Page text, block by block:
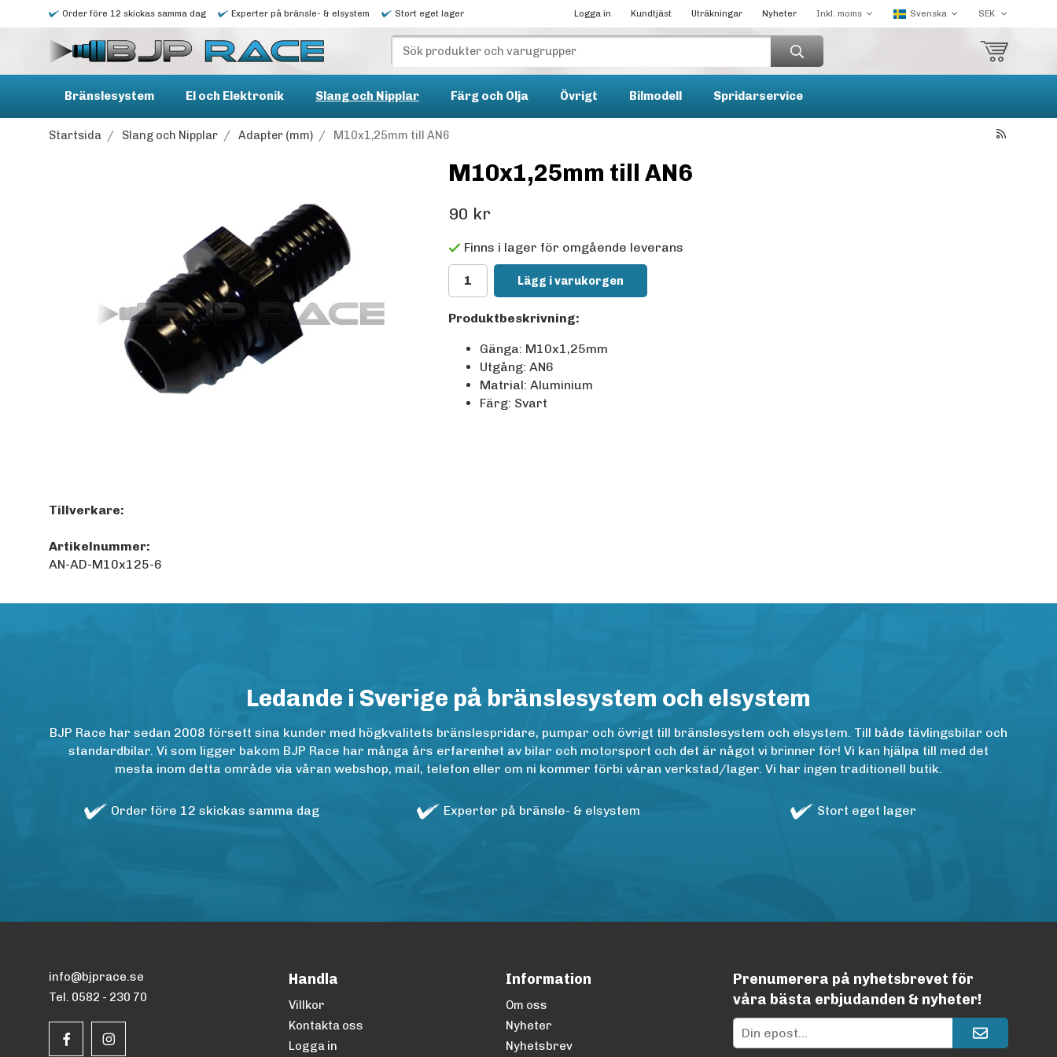
Order före 12 skickas samma dag Experter på bränsle- & elsystem Stort eget lager Logga in Kundtjäst Uträkningar Nyheter
Bränslesystem El och Elektronik Slang och Nipplar Färg och Olja Övrigt Bilmodell Spridarservice
Startsida / Slang och Nipplar / Adapter (mm) / M10x1,25mm till AN6
M10x1,25mm till AN6
90 kr
Finns i lager för omgående leverans
Lägg i varukorgen
Produktbeskrivning:
Gänga: M10x1,25mm
Utgång: AN6
Matrial: Aluminium
Färg: Svart
Tillverkare:
Artikelnummer:
AN-AD-M10x125-6
Ledande i Sverige på bränslesystem och elsystem
BJP Race har sedan 2008 försett sina kunder med högkvalitets bränslespridare, pumpar och övrigt till bränslesystem och elsystem. Till både tävlingsbilar och
standardbilar. Vi som ligger bakom BJP Race har många års erfarenhet av bilar och motorsport och det är något vi brinner för! Vi kan hjälpa till med det
mesta inom detta område via våran webshop, mail, telefon eller om ni kommer förbi våran verkstad/lager. Vi har ingen traditionell butik.
Order före 12 skickas samma dag Experter på bränsle- & elsystem Stort eget lager
info@bjprace.se
Tel. 0582 - 230 70
Handla
Villkor
Kontakta oss
Logga in
Information
Om oss
Nyheter
Nyhetsbrev
Prenumerera på nyhetsbrevet för
våra bästa erbjudanden & nyheter!